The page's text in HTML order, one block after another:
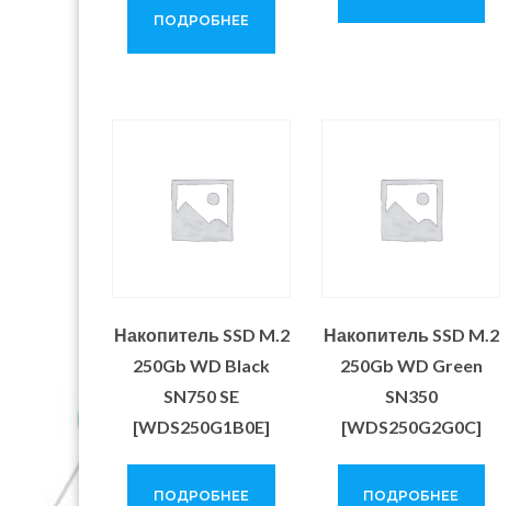
ПОДРОБНЕЕ
Накопитель SSD M.2
250Gb WD Black
SN750 SE
[WDS250G1B0E]
ПОДРОБНЕЕ
Накопитель SSD M.2
250Gb WD Green
SN350
[WDS250G2G0C]
ПОДРОБНЕЕ